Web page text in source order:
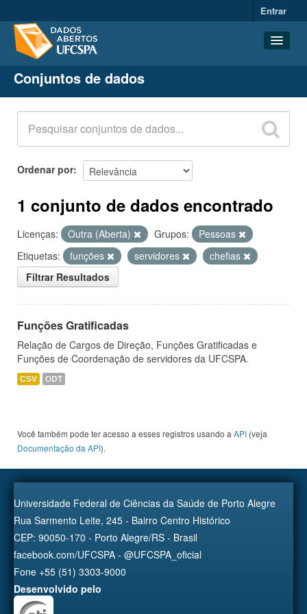
Entrar
Conjuntos de dados
Organizações
Grupos
Sobre
Conjuntos de dados
Ordenar por
1 conjunto de dados encontrado
Licenças: Outra (Aberta) Grupos:
Pessoas
Etiquetas:
funções servidores
chefias
Filtrar Resultados
Funções Gratificadas
Relação de Cargos de Direção, Funções Gratificadas e
Funções de Coordenação de servidores da UFCSPA.
CSV ODT
Você também pode ter acesso a esses registros usando a API (veja
Documentação da API).
Universidade Federal de Ciências da Saúde de Porto Alegre
Rua Sarmento Leite, 245 - Bairro Centro Histórico
CEP: 90050-170 - Porto Alegre/RS - Brasil
facebook.com/UFCSPA - @UFCSPA_oficial
Fone +55 (51) 3303-9000
Desenvolvido pelo